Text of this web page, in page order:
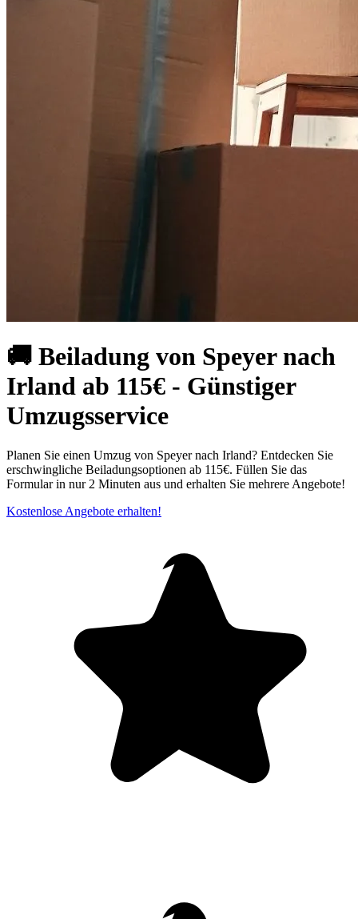
🚚 Beiladung von Speyer nach
Irland ab 115€ - Günstiger
Umzugsservice
Planen Sie einen Umzug von Speyer nach Irland? Entdecken Sie
erschwingliche Beiladungsoptionen ab 115€. Füllen Sie das
Formular in nur 2 Minuten aus und erhalten Sie mehrere Angebote!
Kostenlose Angebote erhalten!